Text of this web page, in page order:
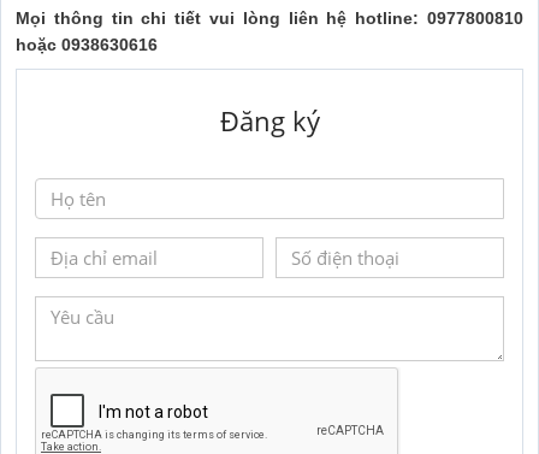
Mọi thông tin chi tiết vui lòng liên hệ hotline: 0977800810
hoặc 0938630616
Đăng ký